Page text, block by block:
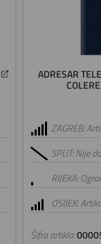
ADRESAR
Šifra artikla:
ZAGREB:
SPLIT: Nije
RIJEKA:
OSIJEK: